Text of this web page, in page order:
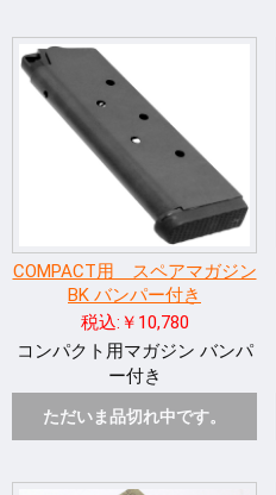
COMPACT用 スペアマガジン
BK バンパー付き
税込:￥10,780
コンパクト用マガジン バンパ
ー付き
ただいま品切れ中です。